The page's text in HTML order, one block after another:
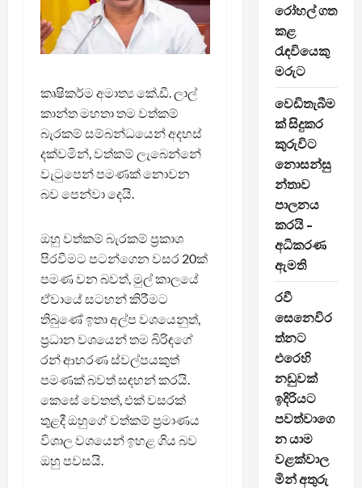
කෘෂිකර්ම අමාත්‍ය කේ.ඩී. ලාල්
කාන්ත මහතා තම වත්කම්
බැරකම් සම්බන්ධයෙන් අදහස්
දක්වමින්, වත්කම් ලැබෙන්නේ
වැටුපෙන් පමණක් නොවන
බව පෙන්වා දෙයි.
ඔහු වත්කම් බැරකම් ප්‍රකාශ
පිරවීමට පටන්ගෙන වසර 20ක්
පමණ වන බවත්, මුල් කාලයේ
ඒවායේ සටහන් කිරීමට
තිබුණේ ඉතා අල්ප වශයෙනුත්,
ප්‍රධාන වශයෙන් තම බිරිඳගේ
රන් ආභරණ ස්වල්පයකුත්
පමණක් බවත් සඳහන් කරයි.
කෙසේ වෙතත්, එක් වසරක්
තුළදී ඔහුගේ වත්කම් ප්‍රමාණය
විශාල වශයෙන් ඉහළ ගිය බව
ඔහු පවසයි.
රෝහල් ගත
කළ
රැඳවියෙකු
මරුට
වෙඩිතැබීම
ක් සිදුකර
කුරුවිට
නොසන්සු
න්තාව
පාලනය
කරයි –
අධිකරණ
ඇමති
රවී
සෙනෙවිර
ත්නට
එරෙහි
නඩුවක්
ඉදිරියට
පවත්වාගෙ
න යාම
වළක්වාල
මින් අතුරු